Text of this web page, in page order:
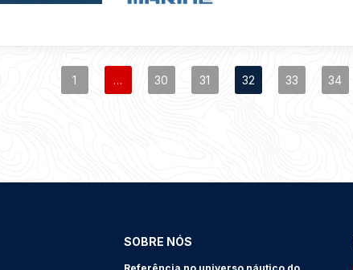
1 … 30 31 32 33 34
SOBRE NÓS